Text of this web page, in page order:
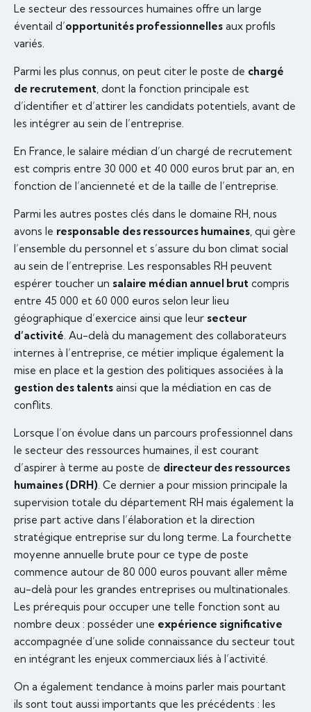
Le secteur des ressources humaines offre un large
éventail d’opportunités professionnelles aux profils
variés.
Parmi les plus connus, on peut citer le poste de chargé
de recrutement, dont la fonction principale est
d’identifier et d’attirer les candidats potentiels, avant de
les intégrer au sein de l’entreprise.
En France, le salaire médian d’un chargé de recrutement
est compris entre 30 000 et 40 000 euros brut par an, en
fonction de l’ancienneté et de la taille de l’entreprise.
Parmi les autres postes clés dans le domaine RH, nous
avons le responsable des ressources humaines, qui gère
l’ensemble du personnel et s’assure du bon climat social
au sein de l’entreprise. Les responsables RH peuvent
espérer toucher un salaire médian annuel brut compris
entre 45 000 et 60 000 euros selon leur lieu
géographique d’exercice ainsi que leur secteur
d’activité. Au-delà du management des collaborateurs
internes à l’entreprise, ce métier implique également la
mise en place et la gestion des politiques associées à la
gestion des talents ainsi que la médiation en cas de
conflits.
Lorsque l’on évolue dans un parcours professionnel dans
le secteur des ressources humaines, il est courant
d’aspirer à terme au poste de directeur des ressources
humaines (DRH). Ce dernier a pour mission principale la
supervision totale du département RH mais également la
prise part active dans l’élaboration et la direction
stratégique entreprise sur du long terme. La fourchette
moyenne annuelle brute pour ce type de poste
commence autour de 80 000 euros pouvant aller même
au-delà pour les grandes entreprises ou multinationales.
Les prérequis pour occuper une telle fonction sont au
nombre deux : posséder une expérience significative
accompagnée d’une solide connaissance du secteur tout
en intégrant les enjeux commerciaux liés à l’activité.
On a également tendance à moins parler mais pourtant
ils sont tout aussi importants que les précédents : les